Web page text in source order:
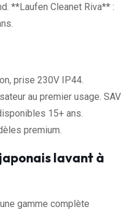
**Laufen Cleanet Riva** :
prise 230V IP44.
au premier usage. SAV
15+ ans.
premium.
lavant à
gamme complète